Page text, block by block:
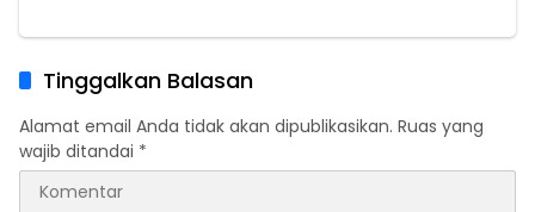
Tinggalkan Balasan
Alamat email Anda tidak akan dipublikasikan. Ruas yang
wajib ditandai *